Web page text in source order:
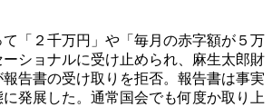
「２千万円」や「毎月の赤字額が５万
ショナルに受け止められ、麻生太郎財
告書の受け取りを拒否。報告書は事実
に発展した。通常国会でも何度か取り上